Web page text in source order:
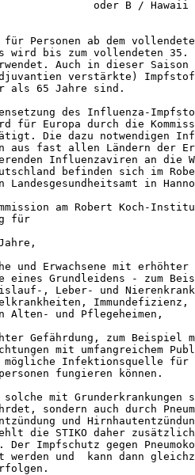
oder B / Hawaii
Personen ab dem
bis zum vollendeten 35.
Auch in dieser
verstärkte)
als 65 Jahre sind.
des Influenza-
für Europa durch die
Die dazu notwendigen
aus fast allen Ländern der
Influenzaviren an die
befinden sich im
Landesgesundheitsamt in
am Robert Koch-
für
und Erwachsene mit
eines Grundleidens - zum
, Leber- und
Alten- und Pflegeheimen,
Gefährdung, zum Beispiel
mit umfangreichem
mögliche Infektionsquelle für
fungieren können.
solche mit
sondern auch durch
und
die STIKO daher
Der Impfschutz gegen
werden und  kann dann